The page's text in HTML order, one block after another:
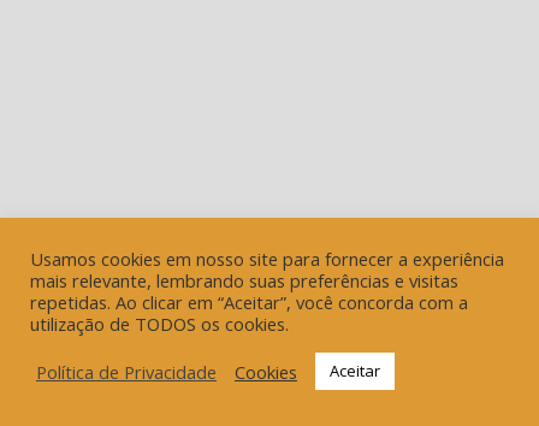
Usamos cookies em nosso site para fornecer a experiência
mais relevante, lembrando suas preferências e visitas
repetidas. Ao clicar em “Aceitar”, você concorda com a
utilização de TODOS os cookies.
Política de Privacidade
Cookies Aceitar